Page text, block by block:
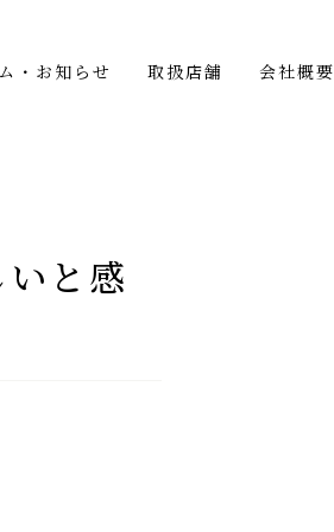
・お知らせ 取扱店舗 会社概要
と感